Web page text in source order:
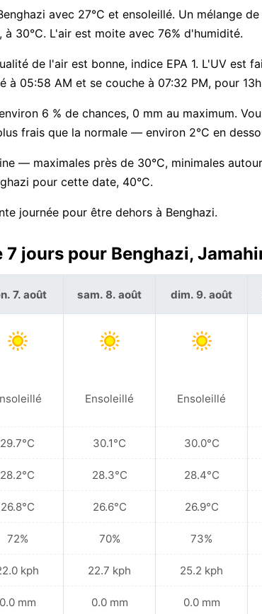
avec 27°C et ensoleillé. Un mélange
à 30°C. L'air est moite avec 76% d'humidité.
de l'air est bonne, indice EPA 1. L'UV est
à 05:58 AM et se couche à 07:32 PM, pour
6 % de chances, 0 mm au maximum.
frais que la normale — environ 2°C en
— maximales près de 30°C, minimales
pour cette date, 40°C.
journée pour être dehors à Benghazi.
7 jours pour Benghazi,
7. août
29.7°C
28.2°C
26.8°C
72%
kph
0.0 mm
sam. 8. août
Ensoleillé
30.1°C
28.3°C
26.6°C
70%
22.7 kph
0.0 mm
dim. 9. août
Ensoleillé
30.0°C
28.4°C
26.9°C
73%
25.2 kph
0.0 mm